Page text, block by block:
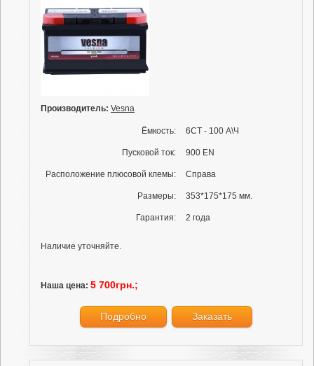
Производитель: Vesna
Ёмкость: 6СТ - 100 А\Ч
Пусковой ток: 900 EN
Расположение плюсовой клемы: Справа
Размеры: 353*175*175 мм.
Гарантия: 2 года
Наличие уточняйте.
Наша цена: 5 700грн.;
Подробно Заказать